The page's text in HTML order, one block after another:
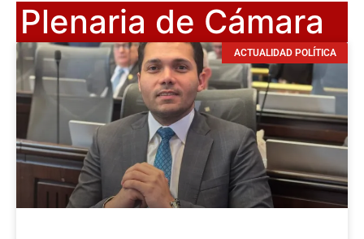
Plenaria de Cámara
ACTUALIDAD POLÍTICA